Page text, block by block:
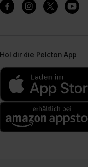
Hol dir die Peloton App